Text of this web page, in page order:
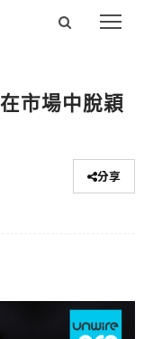
市場中脫穎
分享